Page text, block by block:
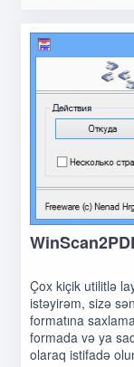
Çox kiçik utilitlə
istəyirəm, sizə
formatına
formada və ya
olaraq istifadə